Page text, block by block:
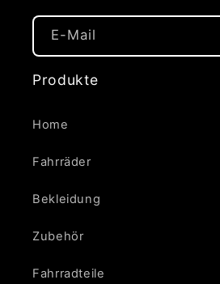
E-Mail
Produkte
Home
Fahrräder
Bekleidung
Zubehör
Fahrradteile